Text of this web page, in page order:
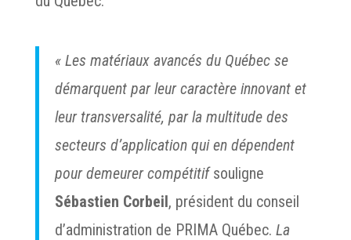
« Les matériaux avancés du Québec se
démarquent par leur caractère innovant et
leur transversalité, par la multitude des
secteurs d’application qui en dépendent
pour demeurer compétitifsouligne
Sébastien Corbeil, président du conseil
d’administration de PRIMA Québec. La